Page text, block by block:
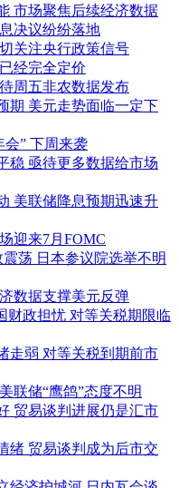
市场聚焦后续经济数据
决议纷纷落地
关注央行政策信号
经完全定价
周五非农数据发布
期 美元走势面临一定下
会” 下周来袭
稳 亟待更多数据给市场
美联储降息预期迅速升
迎来7月FOMC
荡 日本参议院选举不明
数据支撑美元反弹
财政担忧 对等关税期限临
走弱 对等关税到期前市
联储“鹰鸽”态度不明
贸易谈判进展仍是汇市
绪 贸易谈判成为后市交